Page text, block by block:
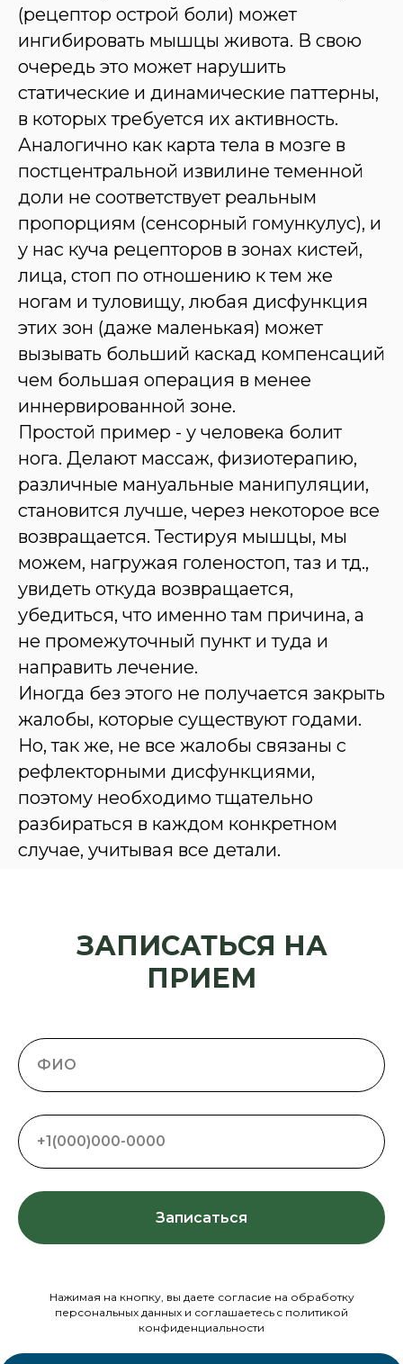
(рецептор острой боли) может
ингибировать мышцы живота. В свою
очередь это может нарушить
статические и динамические паттерны,
в которых требуется их активность.
Аналогично как карта тела в мозге в
постцентральной извилине теменной
доли не соответствует реальным
пропорциям (сенсорный гомункулус), и
у нас куча рецепторов в зонах кистей,
лица, стоп по отношению к тем же
ногам и туловищу, любая дисфункция
этих зон (даже маленькая) может
вызывать больший каскад компенсаций
чем большая операция в менее
иннервированной зоне.
Простой пример - у человека болит
нога. Делают массаж, физиотерапию,
различные мануальные манипуляции,
становится лучше, через некоторое все
возвращается. Тестируя мышцы, мы
можем, нагружая голеностоп, таз и тд.,
увидеть откуда возвращается,
убедиться, что именно там причина, а
не промежуточный пункт и туда и
направить лечение.
Иногда без этого не получается закрыть
жалобы, которые существуют годами.
Но, так же, не все жалобы связаны с
рефлекторными дисфункциями,
поэтому необходимо тщательно
разбираться в каждом конкретном
случае, учитывая все детали.
ЗАПИСАТЬСЯ НА
ПРИЕМ
Записаться
Нажимая на кнопку, вы даете согласие на обработку
персональных данных и соглашаетесь c политикой
конфиденциальности